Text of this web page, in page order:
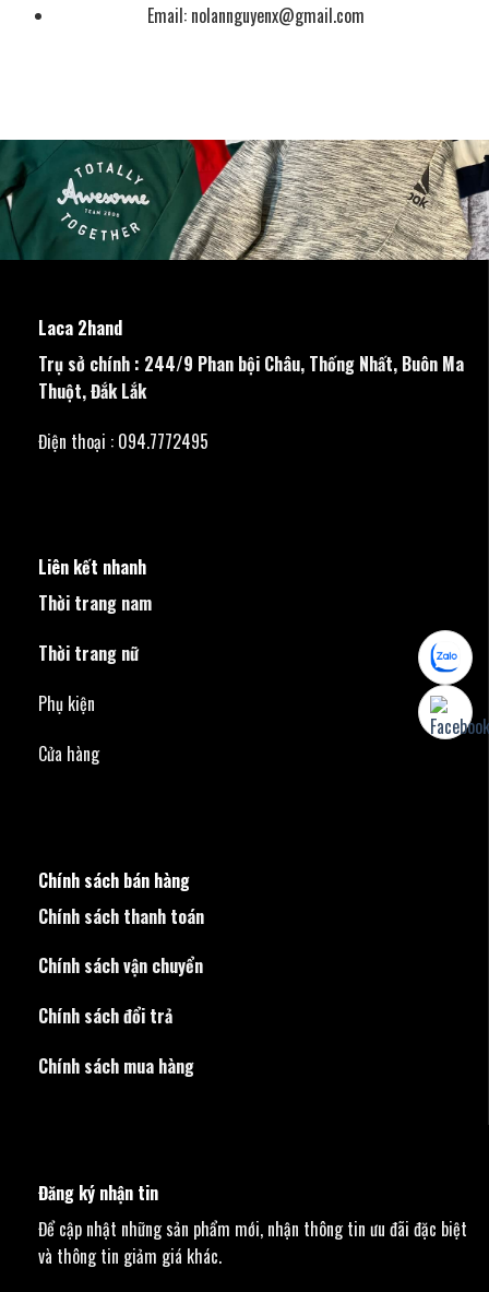
Email: nolannguyenx@gmail.com
Laca 2hand
Trụ sở chính : 244/9 Phan bội Châu, Thống Nhất, Buôn Ma
Thuột, Đắk Lắk
Điện thoại : 094.7772495
Liên kết nhanh
Thời trang nam
Thời trang nữ
Phụ kiện
Cửa hàng
Chính sách bán hàng
Chính sách thanh toán
Chính sách vận chuyển
Chính sách đổi trả
Chính sách mua hàng
Đăng ký nhận tin
Để cập nhật những sản phẩm mới, nhận thông tin ưu đãi đặc biệt
và thông tin giảm giá khác.